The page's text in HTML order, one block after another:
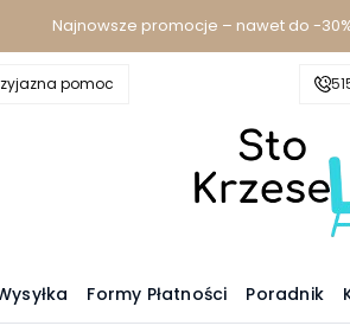
Najnowsze promocje – nawet do -
pomoc
Formy Płatności Poradnik